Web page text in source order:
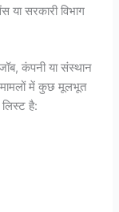
या सरकारी विभाग
कंपनी या संस्थान
मामलों में कुछ मूलभूत
लिस्ट है: